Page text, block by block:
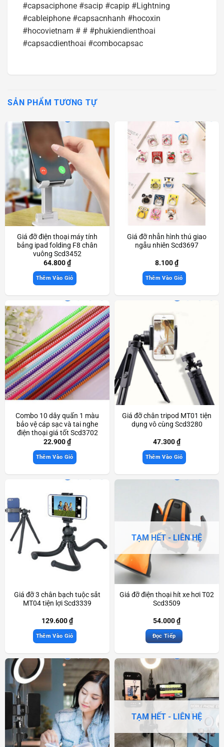
#capsaciphone #sacip #capip #Lightning
#cableiphone #capsacnhanh #hocoxin
#hocovietnam # # #phukiendienthoai
#capsacdienthoai #combocapsac
SẢN PHẨM TƯƠNG TỰ
Giá đỡ điện thoại máy tính
bảng ipad folding F8 chân
vuông Scd3452
64.800₫
Thêm Vào Giỏ
Giá đỡ nhẫn hình thú giao
ngẫu nhiên Scd3697
8.100₫
Thêm Vào Giỏ
Combo 10 dây quấn 1 màu
bảo vệ cáp sạc và tai nghe
điện thoại giá tốt Scd3702
22.900₫
Thêm Vào Giỏ
Giá đỡ chân tripod MT01 tiện
dụng vô cùng Scd3280
47.300₫
Thêm Vào Giỏ
Giá đỡ 3 chân bạch tuộc sắt
MT04 tiện lợi Scd3339
129.600₫
Thêm Vào Giỏ
TẠM HẾT - LIÊN HỆ
Giá đỡ điện thoại hít xe hơi T02
Scd3509
54.000₫
Đọc Tiếp
TẠM HẾT - LIÊN HỆ